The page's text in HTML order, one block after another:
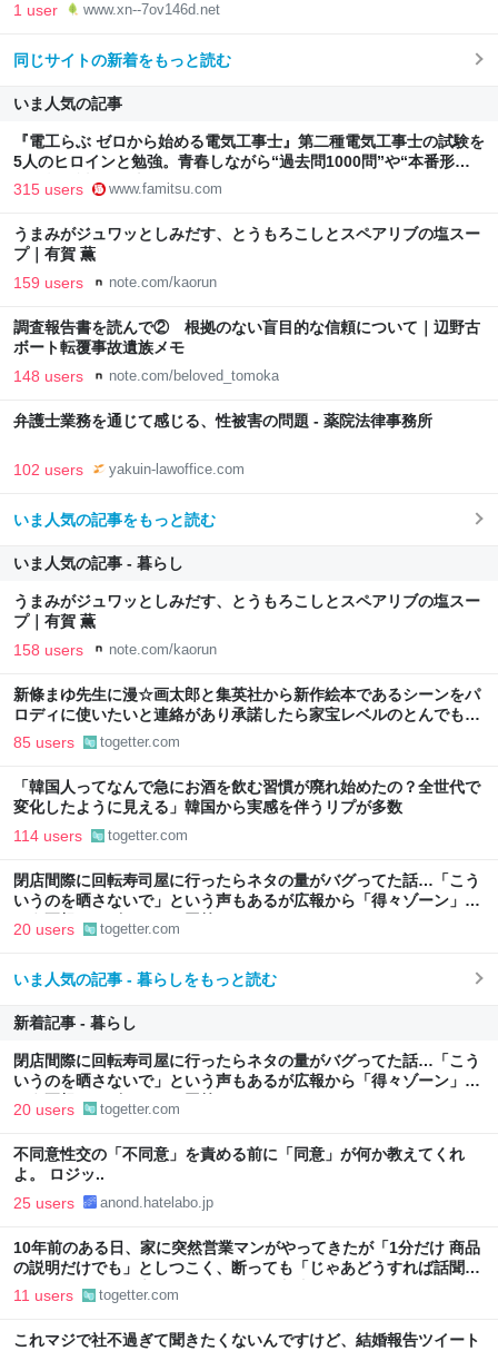
1 user www.xn--7ov146d.net
同じサイトの新着をもっと読む
いま人気の記事
『電工らぶ ゼロから始める電気工事士』第二種電気工事士の試験を
5人のヒロインと勉強。青春しながら“過去問1000問”や“本番形式
CBT模擬試験”で本格的に学べるノベルゲーム | ゲーム・エンタメ
最新情報のファミ通.com
315 users www.famitsu.com
うまみがジュワッとしみだす、とうもろこしとスペアリブの塩スー
プ｜有賀 薫
159 users note.com/kaorun
調査報告書を読んで② 根拠のない盲目的な信頼について｜辺野古
ボート転覆事故遺族メモ
148 users note.com/beloved_tomoka
弁護士業務を通じて感じる、性被害の問題 - 薬院法律事務所
102 users yakuin-lawoffice.com
いま人気の記事をもっと読む
いま人気の記事 - 暮らし
うまみがジュワッとしみだす、とうもろこしとスペアリブの塩スー
プ｜有賀 薫
158 users note.com/kaorun
新條まゆ先生に漫☆画太郎と集英社から新作絵本であるシーンをパ
ロディに使いたいと連絡があり承諾したら家宝レベルのとんでもな
いものが届いた
85 users togetter.com
「韓国人ってなんで急にお酒を飲む習慣が廃れ始めたの？全世代で
変化したように見える」韓国から実感を伴うリプが多数
114 users togetter.com
閉店間際に回転寿司屋に行ったらネタの量がバグってた話…「こう
いうのを晒さないで」という声もあるが広報から「得々ゾーン」と
いう正規サービスだとの回答も
20 users togetter.com
いま人気の記事 - 暮らしをもっと読む
新着記事 - 暮らし
閉店間際に回転寿司屋に行ったらネタの量がバグってた話…「こう
いうのを晒さないで」という声もあるが広報から「得々ゾーン」と
いう正規サービスだとの回答も
20 users togetter.com
不同意性交の「不同意」を責める前に「同意」が何か教えてくれ
よ。 ロジッ..
25 users anond.hatelabo.jp
10年前のある日、家に突然営業マンがやってきたが「1分だけ 商品
の説明だけでも」としつこく、断っても「じゃあどうすれば話聞い
てくれますか」と言われたので、ある方法で解決することに
11 users togetter.com
これマジで社不過ぎて聞きたくないんですけど、結婚報告ツイート